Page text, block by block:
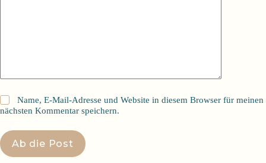
Name, E-Mail-Adresse und Website in diesem Browser für meinen
nächsten Kommentar speichern.
Ab die Post